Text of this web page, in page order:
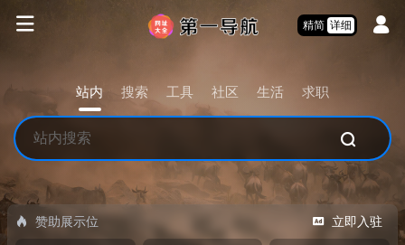
精简 详细
站内 搜索 工具 社区 生活 求职
赞助展示位 立即入驻